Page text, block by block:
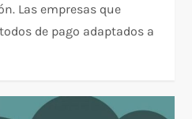
Las empresas que
de pago adaptados a